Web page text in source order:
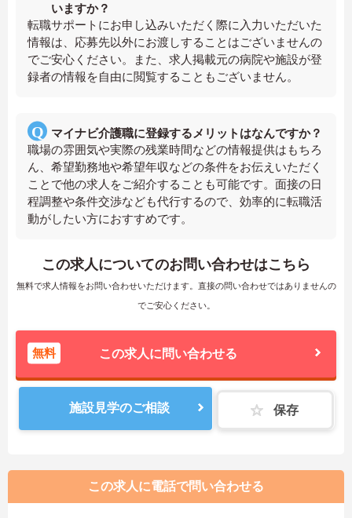
いますか？
転職サポートにお申し込みいただく際に入力いただいた
情報は、応募先以外にお渡しすることはございませんの
でご安心ください。また、求人掲載元の病院や施設が登
録者の情報を自由に閲覧することもございません。
マイナビ介護職に登録するメリットはなんですか？
職場の雰囲気や実際の残業時間などの情報提供はもちろ
ん、希望勤務地や希望年収などの条件をお伝えいただく
ことで他の求人をご紹介することも可能です。面接の日
程調整や条件交渉なども代行するので、効率的に転職活
動がしたい方におすすめです。
この求人についてのお問い合わせはこちら
無料で求人情報をお問い合わせいただけます。直接の問い合わせではありませんの
でご安心ください。
無料 この求人に問い合わせる
施設見学のご相談 保存
この求人に電話で問い合わせる